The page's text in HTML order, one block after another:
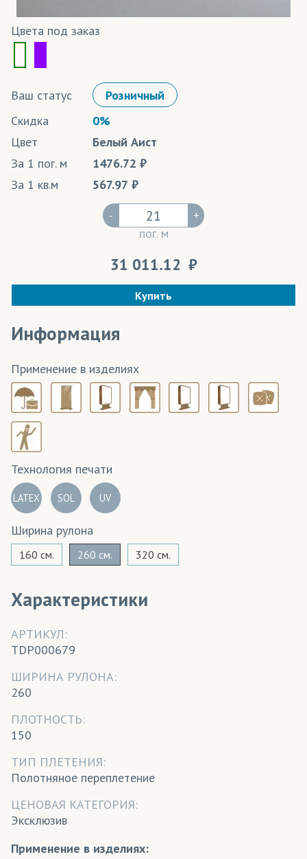
Цвета под заказ
Ваш статус
Розничный
Скидка
0%
Цвет
Белый Аист
За 1 пог. м
1476.72
За 1 кв.м
567.97
-
пог. м
+
31 011.12
Купить
Информация
Применение в изделиях
Технология печати
LATEX SOL UV
Ширина рулона
160 см. 260 см. 320 см.
Характеристики
АРТИКУЛ:
TDP000679
ШИРИНА РУЛОНА:
260
ПЛОТНОСТЬ:
150
ТИП ПЛЕТЕНИЯ:
Полотняное переплетение
ЦЕНОВАЯ КАТЕГОРИЯ:
Эксклюзив
Применение в изделиях: